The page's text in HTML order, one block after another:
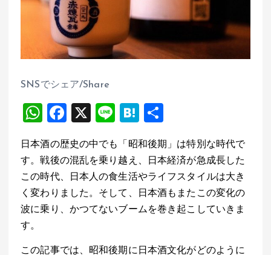
SNSでシェア/Share
W
at
s
A
p
F
ce
b
o
o
X
Li
e
H
e
n
a
日本酒の歴史の中でも「昭和後期」は特別な時代で
す。戦後の混乱を乗り越え、日本経済が急成長した
この時代、日本人の食生活やライフスタイルは大き
く変わりました。そして、日本酒もまたこの変化の
波に乗り、かつてないブームを巻き起こしていきま
す。
この記事では、昭和後期に日本酒文化がどのように